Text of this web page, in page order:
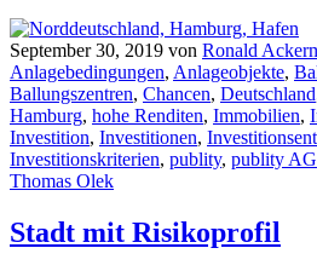
September 30, 2019 von Ronald
Anlagebedingungen, Anlageobjekte,
Ballungszentren, Chancen, Deutschland
Hamburg, hohe Renditen, Immobilien,
Investition, Investitionen,
Investitionskriterien, publity, publity AG
Thomas Olek
Stadt mit Risikoprofil